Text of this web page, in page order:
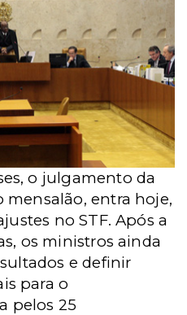
o julgamento da
mensalão, entra hoje,
no STF. Após a
os ministros ainda
e definir
para o
pelos 25